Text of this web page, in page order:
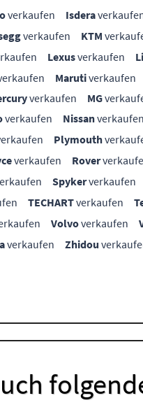
verkaufen Isdera
verkaufen KTM
Lexusverkaufen
Marutiverkaufen
verkaufen MG
verkaufen Nissanverkaufen
Plymouth
verkaufen Rover
Spykerverkaufen
TECHARTverkaufen
Volvoverkaufen
verkaufen Zhidou